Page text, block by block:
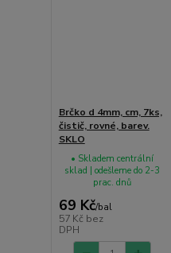
Brčko d 4mm, cm, 7ks,
čistič, rovné, barev.
SKLO
69 Kč/bal
57 Kč bez
DPH
• Skladem centrální
sklad | odešleme do 2-3
prac. dnů